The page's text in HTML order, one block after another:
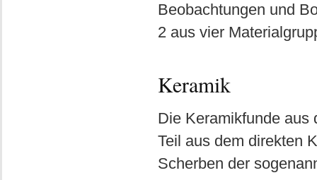
Beobachtungen und
2 aus vier
Keramik
Die Keramikfunde aus
Teil aus dem direkten
Scherben der